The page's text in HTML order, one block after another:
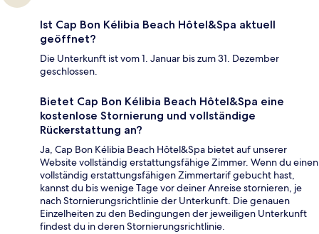
Ist Cap Bon Kélibia Beach Hôtel&Spa aktuell
geöffnet?
Die Unterkunft ist vom 1. Januar bis zum 31. Dezember
geschlossen.
Bietet Cap Bon Kélibia Beach Hôtel&Spa eine
kostenlose Stornierung und vollständige
Rückerstattung an?
Ja, Cap Bon Kélibia Beach Hôtel&Spa bietet auf unserer
Website vollständig erstattungsfähige Zimmer. Wenn du einen
vollständig erstattungsfähigen Zimmertarif gebucht hast,
kannst du bis wenige Tage vor deiner Anreise stornieren, je
nach Stornierungsrichtlinie der Unterkunft. Die genauen
Einzelheiten zu den Bedingungen der jeweiligen Unterkunft
findest du in deren Stornierungsrichtlinie.